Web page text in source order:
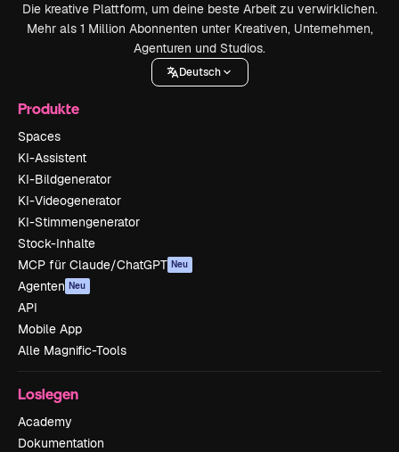
Die kreative Plattform, um deine beste Arbeit zu verwirklichen.
Mehr als 1 Million Abonnenten unter Kreativen, Unternehmen,
Agenturen und Studios.
Deutsch
Produkte
Spaces
KI-Assistent
KI-Bildgenerator
KI-Videogenerator
KI-Stimmengenerator
Stock-Inhalte
MCP für Claude/ChatGPT Neu
Agenten Neu
API
Mobile App
Alle Magnific-Tools
Loslegen
Academy
Dokumentation